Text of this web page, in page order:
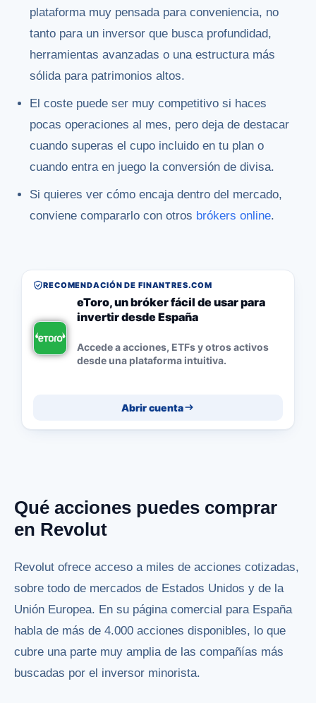
plataforma muy pensada para conveniencia, no
tanto para un inversor que busca profundidad,
herramientas avanzadas o una estructura más
sólida para patrimonios altos.
El coste puede ser muy competitivo si haces
pocas operaciones al mes, pero deja de destacar
cuando superas el cupo incluido en tu plan o
cuando entra en juego la conversión de divisa.
Si quieres ver cómo encaja dentro del mercado,
conviene compararlo con otros brókers online.
RECOMENDACIÓN DE FINANTRES.COM
eToro, un bróker fácil de usar para
invertir desde España
Accede a acciones, ETFs y otros activos
desde una plataforma intuitiva.
Abrir cuenta
Qué acciones puedes comprar
en Revolut
Revolut ofrece acceso a miles de acciones cotizadas,
sobre todo de mercados de Estados Unidos y de la
Unión Europea. En su página comercial para España
habla de más de 4.000 acciones disponibles, lo que
cubre una parte muy amplia de las compañías más
buscadas por el inversor minorista.